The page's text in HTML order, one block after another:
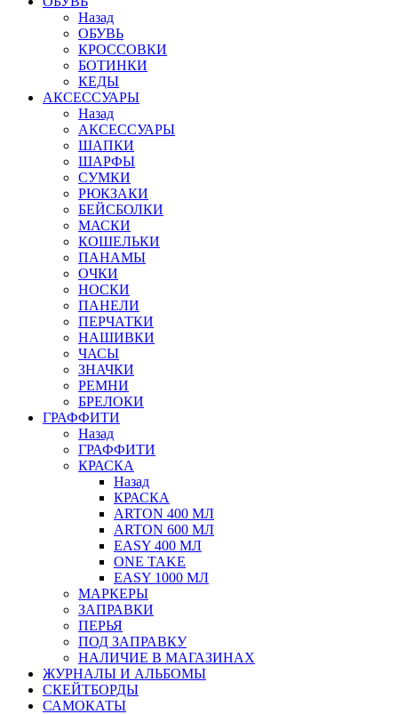
Назад
ОБУВЬ
КРОССОВКИ
БОТИНКИ
КЕДЫ
АКСЕССУАРЫ
Назад
АКСЕССУАРЫ
ШАПКИ
ШАРФЫ
СУМКИ
РЮКЗАКИ
БЕЙСБОЛКИ
МАСКИ
КОШЕЛЬКИ
ПАНАМЫ
ОЧКИ
НОСКИ
ПАНЕЛИ
ПЕРЧАТКИ
НАШИВКИ
ЧАСЫ
ЗНАЧКИ
РЕМНИ
БРЕЛОКИ
ГРАФФИТИ
Назад
ГРАФФИТИ
КРАСКА
Назад
КРАСКА
ARTON 400 МЛ
ARTON 600 МЛ
EASY 400 МЛ
ONE TAKE
EASY 1000 МЛ
МАРКЕРЫ
ЗАПРАВКИ
ПЕРЬЯ
ПОД ЗАПРАВКУ
НАЛИЧИЕ В МАГАЗИНАХ
ЖУРНАЛЫ И АЛЬБОМЫ
СКЕЙТБОРДЫ
САМОКАТЫ